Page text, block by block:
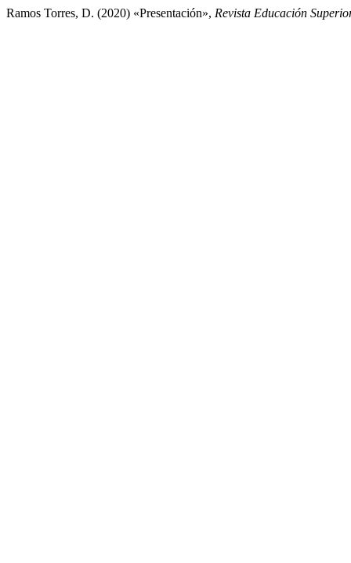
Ramos Torres, D. (2020) «Presentación», Revista Educación